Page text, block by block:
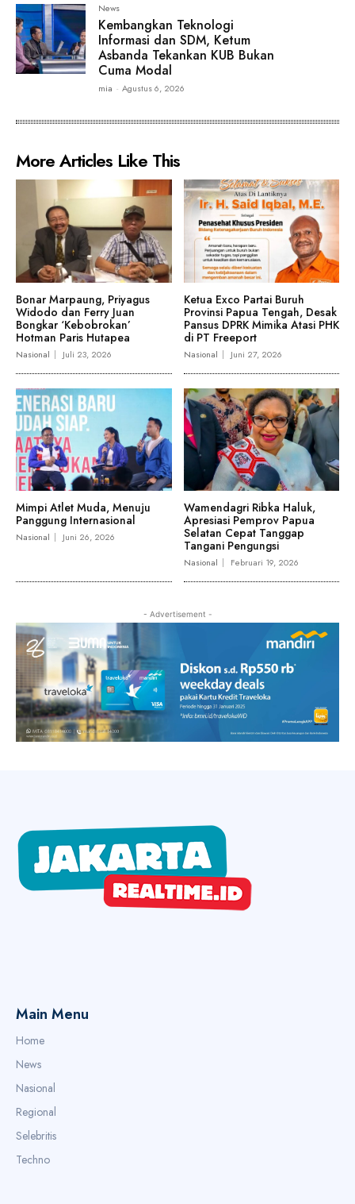
News
Kembangkan Teknologi
Informasi dan SDM, Ketum
Asbanda Tekankan KUB Bukan
Cuma Modal
mia - Agustus 6, 2026
More Articles Like This
Bonar Marpaung, Priyagus
Widodo dan Ferry Juan
Bongkar ‘Kebobrokan’
Hotman Paris Hutapea
Nasional Juli 23, 2026
Ketua Exco Partai Buruh
Provinsi Papua Tengah, Desak
Pansus DPRK Mimika Atasi PHK
di PT Freeport
Nasional Juni 27, 2026
Mimpi Atlet Muda, Menuju
Panggung Internasional
Nasional Juni 26, 2026
Wamendagri Ribka Haluk,
Apresiasi Pemprov Papua
Selatan Cepat Tanggap
Tangani Pengungsi
Nasional Februari 19, 2026
- Advertisement -
Main Menu
Home
News
Nasional
Regional
Selebritis
Techno